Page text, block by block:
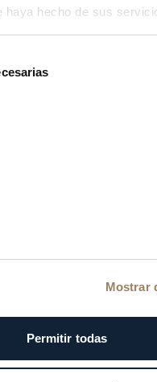
haya hecho de sus
Mostrar
Permitir todas